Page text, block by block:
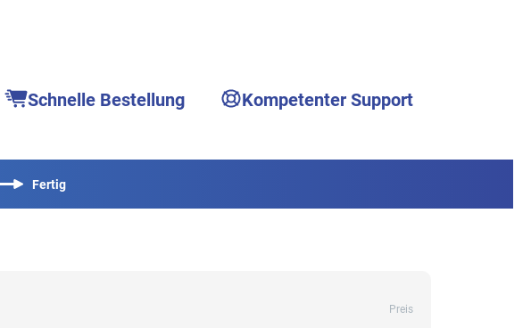
Schnelle Bestellung Kompetenter Support
Fertig
Preis